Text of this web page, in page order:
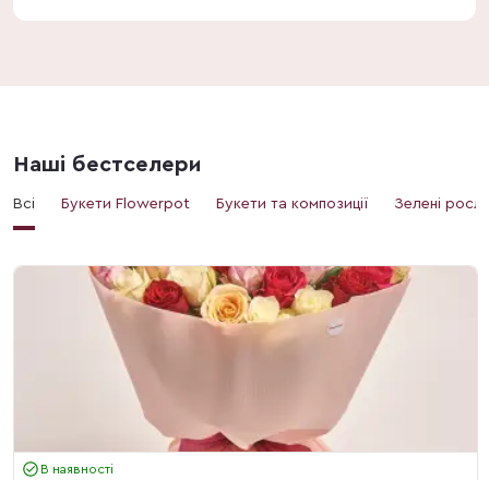
Наші бестселери
Всі Букети Flowerpot Букети та композиції Зелені
В наявності